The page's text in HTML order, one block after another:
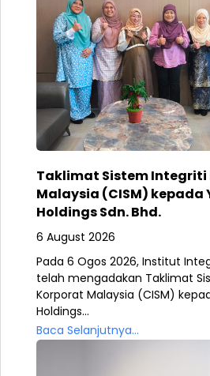
Taklimat Sistem Integriti
Malaysia (CISM) kepada
Holdings Sdn. Bhd.
6 August 2026
Pada 6 Ogos 2026, Institut
telah mengadakan Taklimat
Korporat Malaysia (CISM)
Holdings...
Baca Selanjutnya...